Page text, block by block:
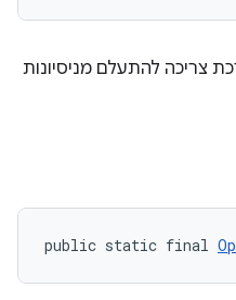
צריכה להתעלם מניסיונות
public static final